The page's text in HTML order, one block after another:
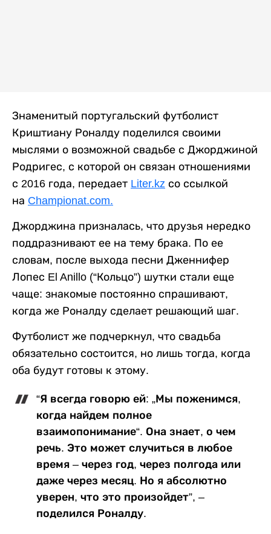
Знаменитый португальский футболист
Криштиану Роналду поделился своими
мыслями о возможной свадьбе с Джорджиной
Родригес, с которой он связан отношениями
с 2016 года, передает Liter.kz со ссылкой
на Championat.com.
Джорджина призналась, что друзья нередко
поддразнивают ее на тему брака. По ее
словам, после выхода песни Дженнифер
Лопес El Anillo (“Кольцо”) шутки стали еще
чаще: знакомые постоянно спрашивают,
когда же Роналду сделает решающий шаг.
Футболист же подчеркнул, что свадьба
обязательно состоится, но лишь тогда, когда
оба будут готовы к этому.
“Я всегда говорю ей: „Мы поженимся,
когда найдем полное
взаимопонимание“. Она знает, о чем
речь. Это может случиться в любое
время – через год, через полгода или
даже через месяц. Но я абсолютно
уверен, что это произойдет”, –
поделился Роналду.